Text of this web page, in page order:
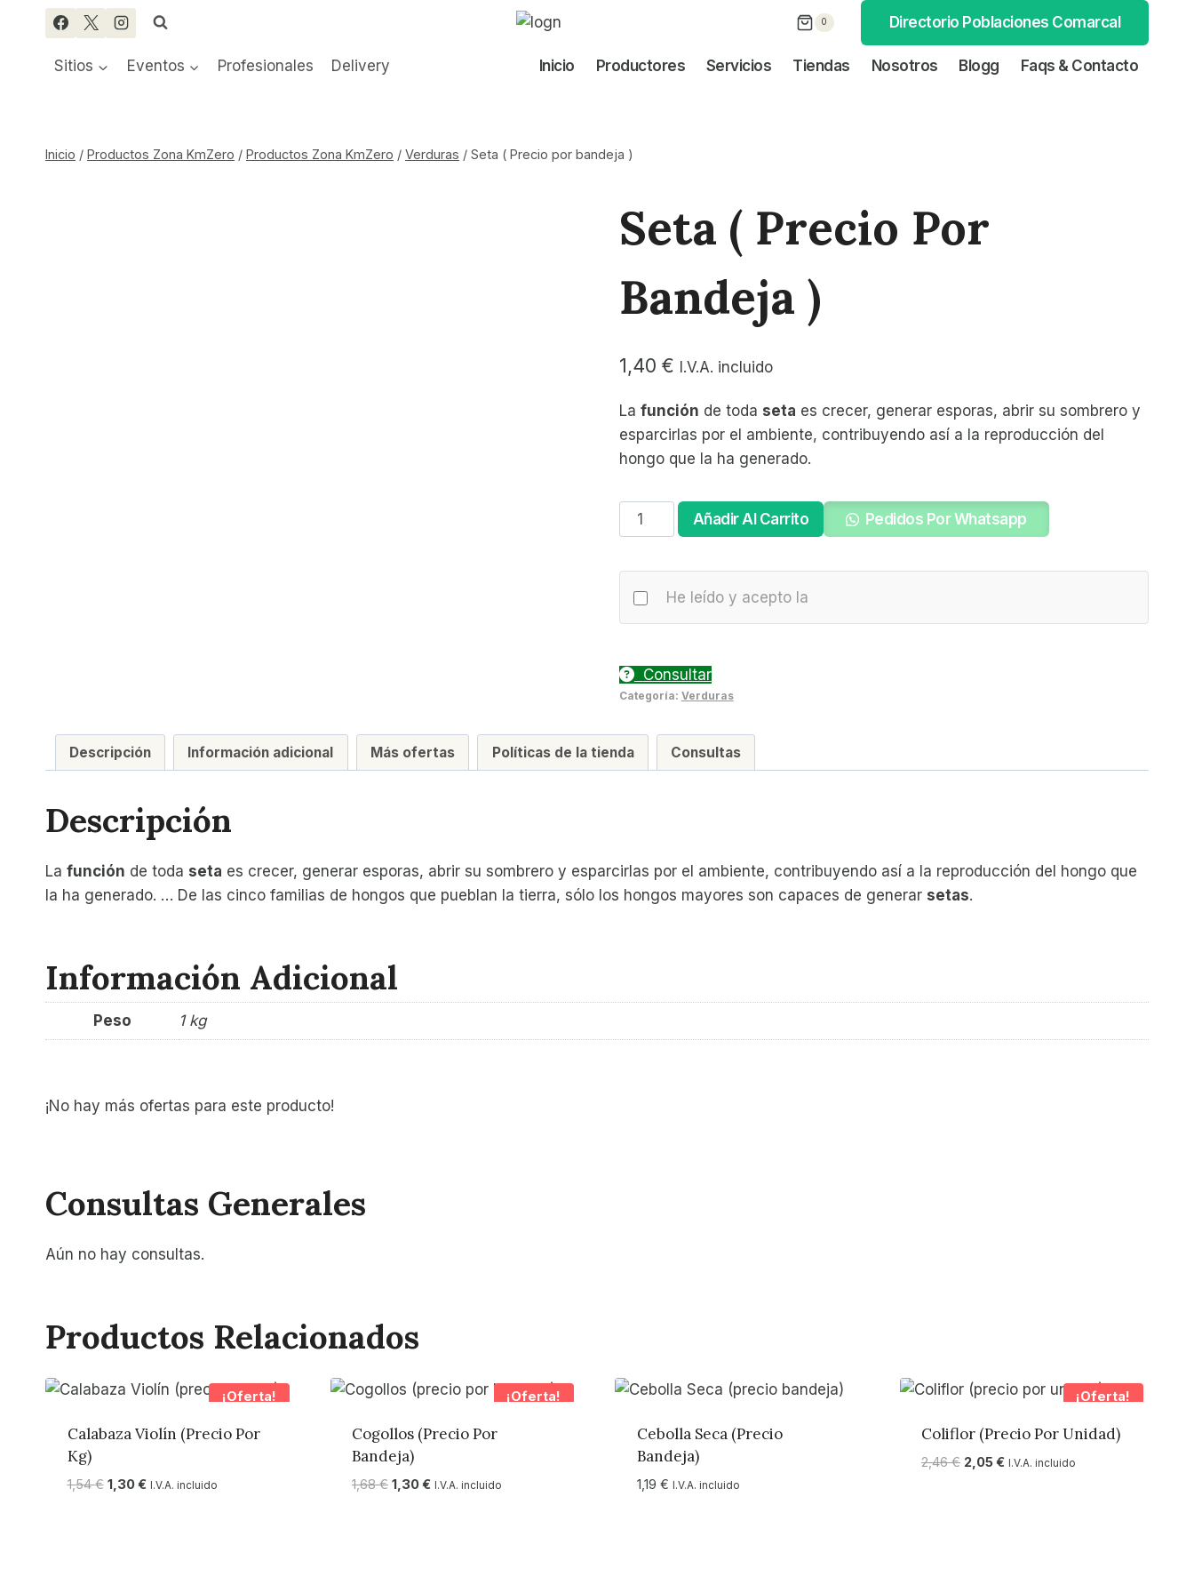
contenido
0 Directorio Poblaciones Comarcal
Sitios Eventos Profesionales Delivery Inicio Productores Servicios Tiendas Nosotros Blogg Faqs & Contacto
Inicio / Productos Zona KmZero / Productos Zona KmZero / Verduras / Seta ( Precio por bandeja )
Seta ( Precio Por
Bandeja )
1,40 € I.V.A. incluido
La función de toda seta es crecer, generar esporas, abrir su sombrero y
esparcirlas por el ambiente, contribuyendo así a la reproducción del
hongo que la ha generado.
Seta
(
bandeja
Añadir Al Carrito Pedidos Por Whatsapp
He leído y acepto la
Consultar
Categoría: Verduras
Descripción Información adicional Más ofertas Políticas de la tienda Consultas
Descripción
La función de toda seta es crecer, generar esporas, abrir su sombrero y esparcirlas por el ambiente, contribuyendo así a la reproducción del hongo que
la ha generado. … De las cinco familias de hongos que pueblan la tierra, sólo los hongos mayores son capaces de generar setas.
Información Adicional
Peso 1 kg
¡No hay más ofertas para este producto!
Consultas Generales
Aún no hay consultas.
Productos Relacionados
¡Oferta!
Calabaza Violín (precio Por
Kg)
1,54€ El
1,30€ElI.V.A. incluido
¡Oferta!
Cogollos (precio Por
Bandeja)
1,68€ El
1,30€ElI.V.A. incluido
Cebolla Seca (precio
Bandeja)
1,19 € I.V.A. incluido
¡Oferta!
Coliflor (precio Por Unidad)
2,46€ El
2,05€ElI.V.A. incluido